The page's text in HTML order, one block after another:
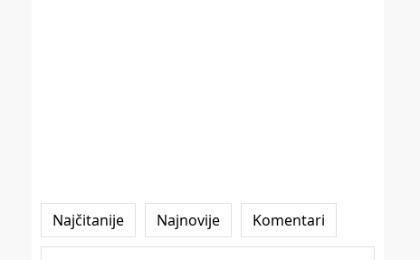
Najčitanije Najnovije Komentari